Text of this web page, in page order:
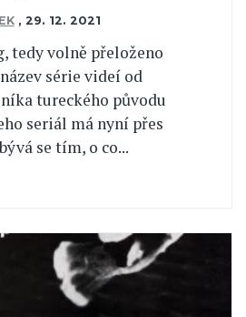
, 29. 12. 2021
tedy volně přeloženo
série videí od
tureckého původu
seriál má nyní přes
se tím, o co...